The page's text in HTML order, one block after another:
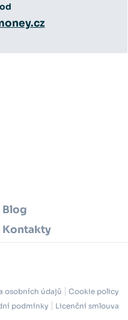
Blog
Kontakty
osobních údajů
Cookie policy
podmínky Licenční smlouva